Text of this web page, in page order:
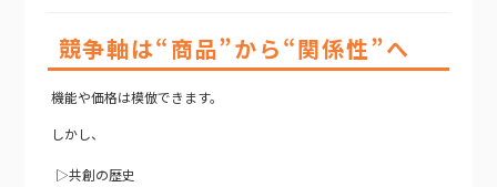
競争軸は“商品”から“関係性”へ
機能や価格は模倣できます。
しかし、
▷共創の歴史